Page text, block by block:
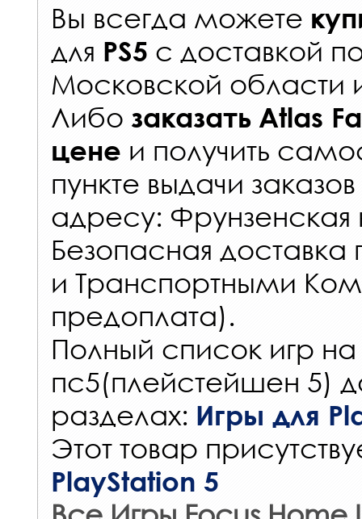
Вы всегда можете
для PS5 с доставкой
Московской области
Либо заказать Atlas
цене и получить
пункте выдачи заказов
адресу: Фрунзенская
Безопасная
и Транспортными
предоплата).
Полный список игр на
пс5(плейстейшен 5)
разделах: Игры для
Этот товар
PlayStation 5